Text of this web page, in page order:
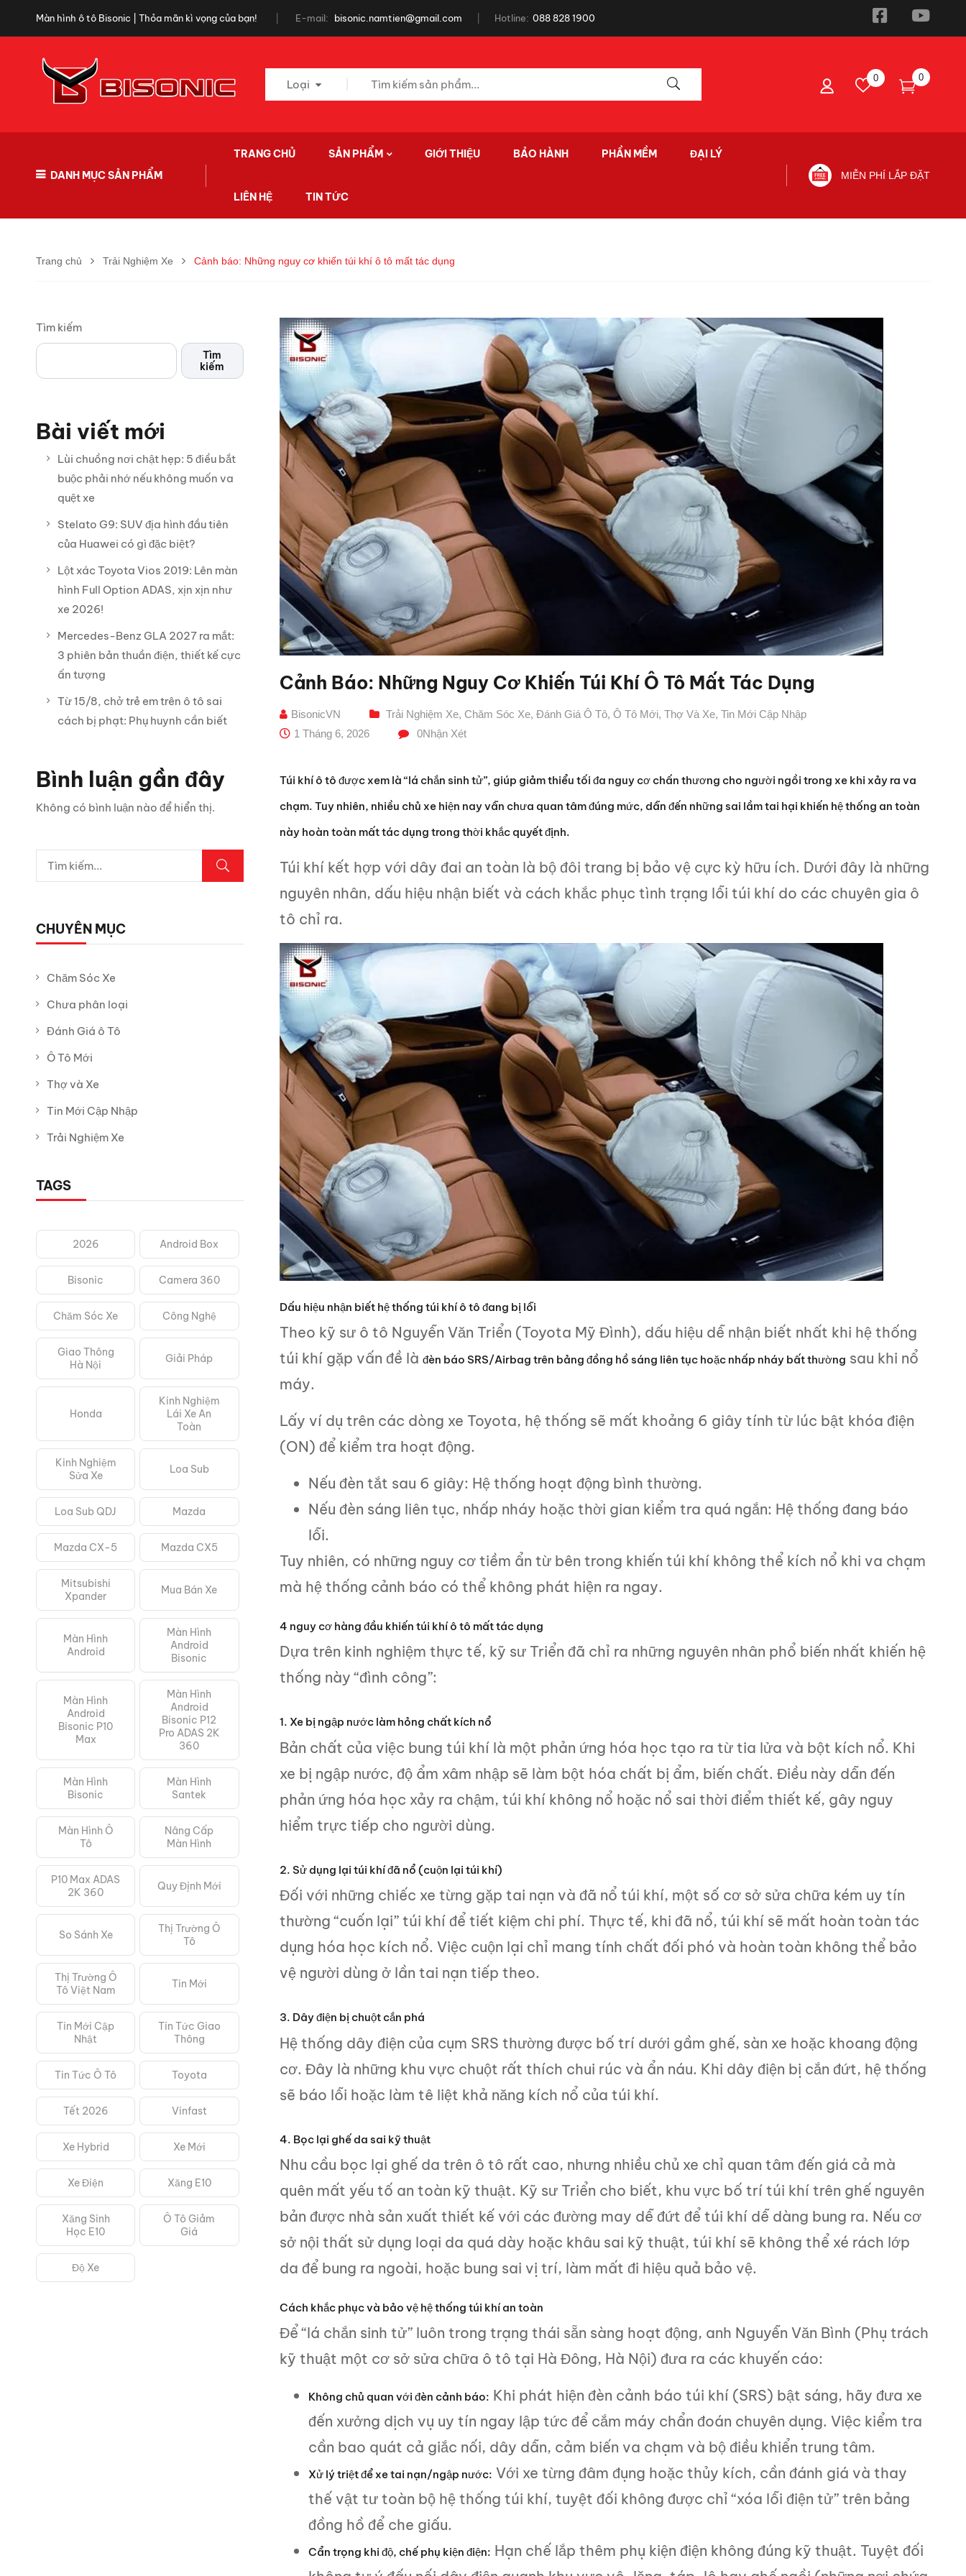
Màn hình ô tô Bisonic | Thỏa mãn kì vọng của bạn! E-mail: bisonic.namtien@gmail.com Hotline: 088 828 1900
Loại 0 0
DANH MỤC SẢN PHẨM
TRANG CHỦ SẢN PHẨM GIỚI THIỆU BẢO HÀNH PHẦN MỀM ĐẠI LÝ
LIÊN HỆ TIN TỨC
MIỄN PHÍ LẮP ĐẶT
Trang chủ Trải Nghiệm Xe Cảnh báo: Những nguy cơ khiến túi khí ô tô mất tác dụng
Tìm kiếm
Tìm
kiếm
Bài viết mới
Lùi chuồng nơi chật hẹp: 5 điều bắt
buộc phải nhớ nếu không muốn va
quệt xe
Stelato G9: SUV địa hình đầu tiên
của Huawei có gì đặc biệt?
Lột xác Toyota Vios 2019: Lên màn
hình Full Option ADAS, xịn xịn như
xe 2026!
Mercedes-Benz GLA 2027 ra mắt:
3 phiên bản thuần điện, thiết kế cực
ấn tượng
Từ 15/8, chở trẻ em trên ô tô sai
cách bị phạt: Phụ huynh cần biết
Bình luận gần đây
Không có bình luận nào để hiển thị.
CHUYÊN MỤC
Chăm Sóc Xe
Chưa phân loại
Đánh Giá ô Tô
Ô Tô Mới
Thợ và Xe
Tin Mới Cập Nhập
Trải Nghiệm Xe
TAGS
2026 Android Box
Bisonic Camera 360
Chăm Sóc Xe Công Nghệ
Giao Thông
Hà Nội
Giải Pháp
Honda
Kinh Nghiệm
Lái Xe An
Toàn
Kinh Nghiệm
Sửa Xe
Loa Sub
Loa Sub QDJ Mazda
Mazda CX-5 Mazda CX5
Mitsubishi
Xpander
Mua Bán Xe
Màn Hình
Android
Màn Hình
Android
Bisonic
Màn Hình
Android
Bisonic P10
Max
Màn Hình
Android
Bisonic P12
Pro ADAS 2K
360
Màn Hình
Bisonic
Màn Hình
Santek
Màn Hình Ô
Tô
Nâng Cấp
Màn Hình
P10 Max ADAS
2K 360
Quy Định Mới
So Sánh Xe
Thị Trường Ô
Tô
Thị Trường Ô
Tô Việt Nam
Tin Mới
Tin Mới Cập
Nhật
Tin Tức Giao
Thông
Tin Tức Ô Tô Toyota
Tết 2026 Vinfast
Xe Hybrid Xe Mới
Xe Điện Xăng E10
Xăng Sinh
Học E10
Ô Tô Giảm
Giá
Độ Xe
Cảnh Báo: Những Nguy Cơ Khiến Túi Khí Ô Tô Mất Tác Dụng
BisonicVN Trải Nghiệm Xe, Chăm Sóc Xe, Đánh Giá Ô Tô, Ô Tô Mới, Thợ Và Xe, Tin Mới Cập Nhập
1 Tháng 6, 2026
0Nhận Xét
Túi khí ô tô được xem là “lá chắn sinh tử”, giúp giảm thiểu tối đa nguy cơ chấn thương cho người ngồi trong xe khi xảy ra va
chạm. Tuy nhiên, nhiều chủ xe hiện nay vẫn chưa quan tâm đúng mức, dẫn đến những sai lầm tai hại khiến hệ thống an toàn
này hoàn toàn mất tác dụng trong thời khắc quyết định.
Túi khí kết hợp với dây đai an toàn là bộ đôi trang bị bảo vệ cực kỳ hữu ích. Dưới đây là những
nguyên nhân, dấu hiệu nhận biết và cách khắc phục tình trạng lỗi túi khí do các chuyên gia ô
tô chỉ ra.
Dấu hiệu nhận biết hệ thống túi khí ô tô đang bị lỗi
Theo kỹ sư ô tô Nguyễn Văn Triển (Toyota Mỹ Đình), dấu hiệu dễ nhận biết nhất khi hệ thống
túi khí gặp vấn đề là đèn báo SRS/Airbag trên bảng đồng hồ sáng liên tục hoặc nhấp nháy bất thường sau khi nổ
máy.
Lấy ví dụ trên các dòng xe Toyota, hệ thống sẽ mất khoảng 6 giây tính từ lúc bật khóa điện
(ON) để kiểm tra hoạt động.
Nếu đèn tắt sau 6 giây: Hệ thống hoạt động bình thường.
Nếu đèn sáng liên tục, nhấp nháy hoặc thời gian kiểm tra quá ngắn: Hệ thống đang báo
lỗi.
Tuy nhiên, có những nguy cơ tiềm ẩn từ bên trong khiến túi khí không thể kích nổ khi va chạm
mà hệ thống cảnh báo có thể không phát hiện ra ngay.
4 nguy cơ hàng đầu khiến túi khí ô tô mất tác dụng
Dựa trên kinh nghiệm thực tế, kỹ sư Triển đã chỉ ra những nguyên nhân phổ biến nhất khiến hệ
thống này “đình công”:
1. Xe bị ngập nước làm hỏng chất kích nổ
Bản chất của việc bung túi khí là một phản ứng hóa học tạo ra từ tia lửa và bột kích nổ. Khi
xe bị ngập nước, độ ẩm xâm nhập sẽ làm bột hóa chất bị ẩm, biến chất. Điều này dẫn đến
phản ứng hóa học xảy ra chậm, túi khí không nổ hoặc nổ sai thời điểm thiết kế, gây nguy
hiểm trực tiếp cho người dùng.
2. Sử dụng lại túi khí đã nổ (cuộn lại túi khí)
Đối với những chiếc xe từng gặp tai nạn và đã nổ túi khí, một số cơ sở sửa chữa kém uy tín
thường “cuốn lại” túi khí để tiết kiệm chi phí. Thực tế, khi đã nổ, túi khí sẽ mất hoàn toàn tác
dụng hóa học kích nổ. Việc cuộn lại chỉ mang tính chất đối phó và hoàn toàn không thể bảo
vệ người dùng ở lần tai nạn tiếp theo.
3. Dây điện bị chuột cắn phá
Hệ thống dây điện của cụm SRS thường được bố trí dưới gầm ghế, sàn xe hoặc khoang động
cơ. Đây là những khu vực chuột rất thích chui rúc và ẩn náu. Khi dây điện bị cắn đứt, hệ thống
sẽ báo lỗi hoặc làm tê liệt khả năng kích nổ của túi khí.
4. Bọc lại ghế da sai kỹ thuật
Nhu cầu bọc lại ghế da trên ô tô rất cao, nhưng nhiều chủ xe chỉ quan tâm đến giá cả mà
quên mất yếu tố an toàn kỹ thuật. Kỹ sư Triển cho biết, khu vực bố trí túi khí trên ghế nguyên
bản được nhà sản xuất thiết kế với các đường may dễ đứt để túi khí dễ dàng bung ra. Nếu cơ
sở nội thất sử dụng loại da quá dày hoặc khâu sai kỹ thuật, túi khí sẽ không thể xé rách lớp
da để bung ra ngoài, hoặc bung sai vị trí, làm mất đi hiệu quả bảo vệ.
Cách khắc phục và bảo vệ hệ thống túi khí an toàn
Để “lá chắn sinh tử” luôn trong trạng thái sẵn sàng hoạt động, anh Nguyễn Văn Bình (Phụ trách
kỹ thuật một cơ sở sửa chữa ô tô tại Hà Đông, Hà Nội) đưa ra các khuyến cáo:
Không chủ quan với đèn cảnh báo: Khi phát hiện đèn cảnh báo túi khí (SRS) bật sáng, hãy đưa xe
đến xưởng dịch vụ uy tín ngay lập tức để cắm máy chẩn đoán chuyên dụng. Việc kiểm tra
cần bao quát cả giắc nối, dây dẫn, cảm biến va chạm và bộ điều khiển trung tâm.
Xử lý triệt để xe tai nạn/ngập nước: Với xe từng đâm đụng hoặc thủy kích, cần đánh giá và thay
thế vật tư toàn bộ hệ thống túi khí, tuyệt đối không được chỉ “xóa lỗi điện tử” trên bảng
đồng hồ để che giấu.
Cẩn trọng khi độ, chế phụ kiện điện: Hạn chế lắp thêm phụ kiện điện không đúng kỹ thuật. Tuyệt đối